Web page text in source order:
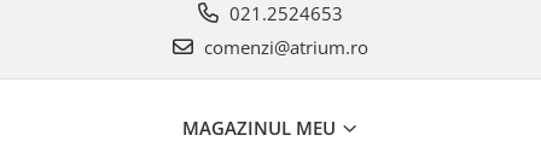
021.2524653
comenzi@atrium.ro
MAGAZINUL MEU